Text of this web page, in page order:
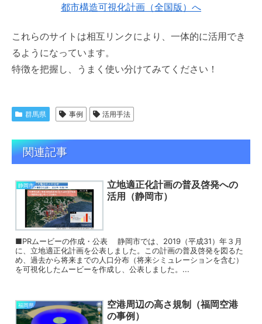
都市構造可視化計画（全国版）へ
これらのサイトは相互リンクにより、一体的に活用でき
るようになっています。
特徴を把握し、うまく使い分けてみてください！
群馬県 事例 活用手法
関連記事
静岡市
立地適正化計画の普及啓発への
活用（静岡市）
■PRムービーの作成・公表 静岡市では、2019（平成31）年３月
に、立地適正化計画を公表しました。この計画の普及啓発を図るた
め、過去から将来までの人口分布（将来シミュレーションを含む）
を可視化したムービーを作成し、公表しました。...
福岡県
空港周辺の高さ規制（福岡空港
の事例）